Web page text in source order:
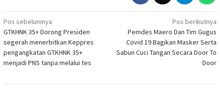
Navigasi
pos
Pos sebelumnya
GTKHNK 35+ Dorong Presiden
segerah menerbitkan Keppres
pengangkatan GTKHNK 35+
menjadi PNS tanpa melalui tes
Pos berikutnya
Pemdes Maero Dan Tim Gugus
Covid 19 Bagikan Masker Serta
Sabun Cuci Tangan Secara Door To
Door